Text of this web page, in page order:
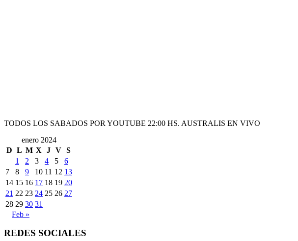
TODOS LOS SABADOS POR YOUTUBE 22:00 HS. AUSTRALIS EN VIVO
enero 2024
D L M X J V S
1
2 3 4 5
6
7
8 9 10 11 12 13
14 15 16 17 18 19 20
21 22 23 24 25 26 27
28 29 30 31
Feb »
REDES SOCIALES